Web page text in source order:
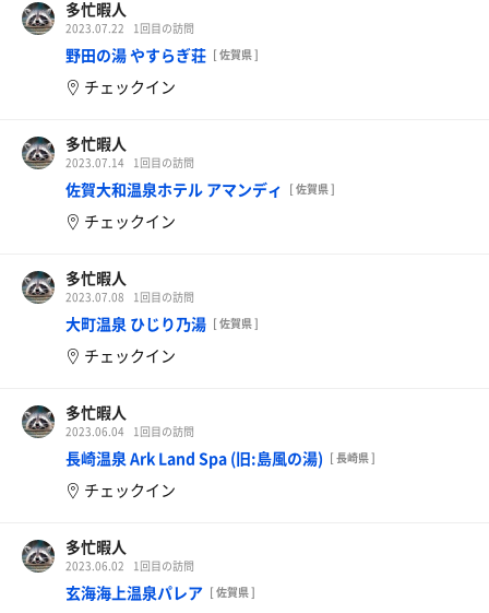
多忙暇人
2023.07.22 1回目の訪問
野田の湯 やすらぎ荘 [ 佐賀県 ]
チェックイン
多忙暇人
2023.07.14 1回目の訪問
佐賀大和温泉ホテル アマンディ [ 佐賀県 ]
チェックイン
多忙暇人
2023.07.08 1回目の訪問
大町温泉 ひじり乃湯 [ 佐賀県 ]
チェックイン
多忙暇人
2023.06.04 1回目の訪問
長崎温泉 Ark Land Spa (旧:島風の湯) [ 長崎県 ]
チェックイン
多忙暇人
2023.06.02 1回目の訪問
玄海海上温泉パレア [ 佐賀県 ]